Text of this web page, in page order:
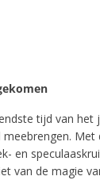
tijd van
meebrengen.
en
van de magie